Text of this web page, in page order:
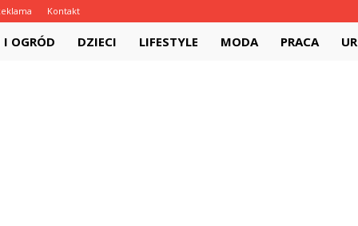
Kontakt
OGRÓD DZIECI LIFESTYLE MODA PRACA